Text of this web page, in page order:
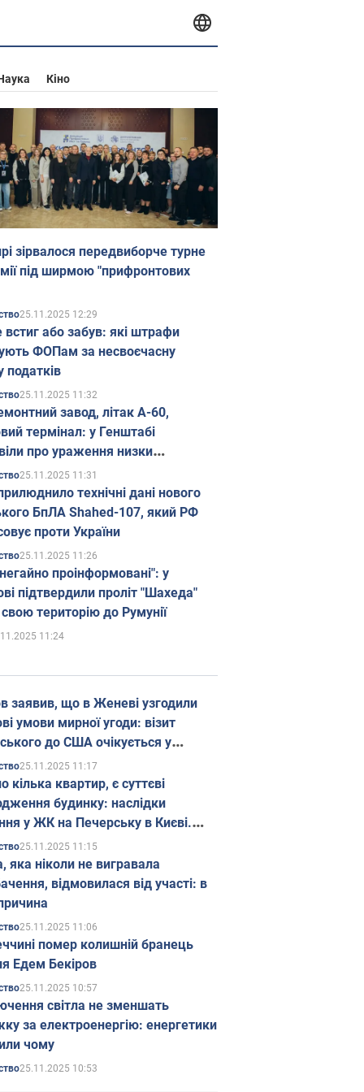
Кіно
зірвалося передвиборче турне
під ширмою "прифронтових
25.11.2025 12:29
встиг або забув: які штрафи
ФОПам за несвоєчасну
податків
25.11.2025 11:32
завод, літак А-60,
термінал: у Генштабі
про ураження низки
об'єктів Росії
25.11.2025 11:31
технічні дані нового
БпЛА Shahed-107, який РФ
проти України
25.11.2025 11:26
проінформовані": у
підтвердили проліт "Шахеда"
територію до Румунії
11:24
заявив, що в Женеві узгодили
умови мирної угоди: візит
до США очікується у
25.11.2025 11:17
кілька квартир, є суттєві
будинку: наслідки
у ЖК на Печерську в Києві.
25.11.2025 11:15
яка ніколи не вигравала
відмовилася від участі: в
25.11.2025 11:06
помер колишній бранець
Едем Бекіров
25.11.2025 10:57
світла не зменшать
за електроенергію: енергетики
чому
25.11.2025 10:53